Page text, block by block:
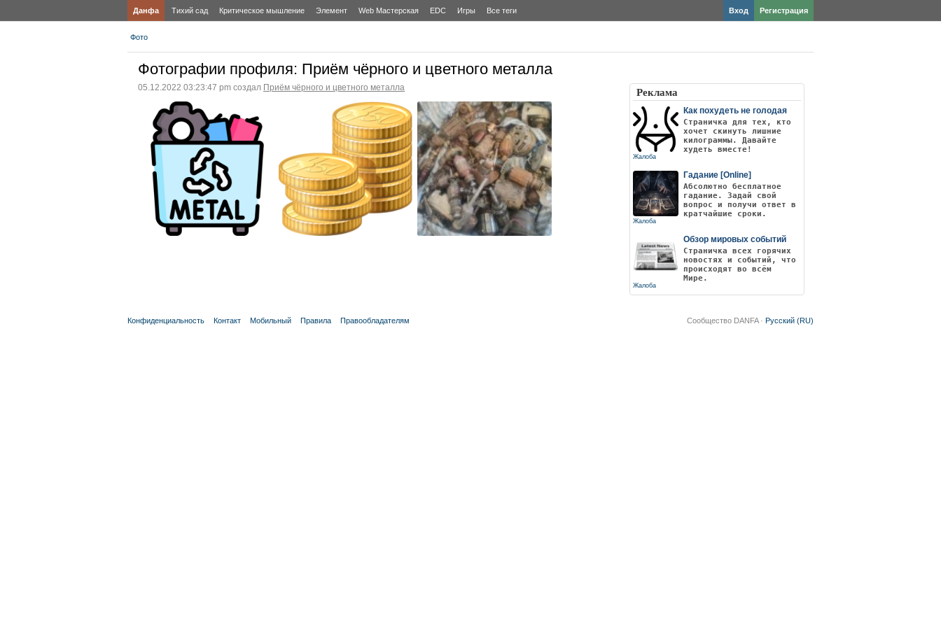
Данфа Тихий сад Критическое мышление Элемент Web Мастерская EDC Игры Все теги Регистрация
Вход
Фото
Фотографии профиля: Приём чёрного и цветного металла
05.12.2022 03:23:47 pm создал Приём чёрного и цветного металла Реклама
Как похудеть не голодая
Страничка для тех, кто
хочет скинуть лишние
килограммы. Давайте
худеть вместе!
Жалоба
Гадание [Online]
Абсолютно бесплатное
гадание. Задай свой
вопрос и получи ответ в
кратчайшие сроки.
Жалоба
Обзор мировых событий
Страничка всех горячих
новостях и событий, что
происходят во всём
Мире.
Жалоба
Конфиденциальность Контакт Мобильный Правила Правообладателям Сообщество DANFA · Русский (RU)